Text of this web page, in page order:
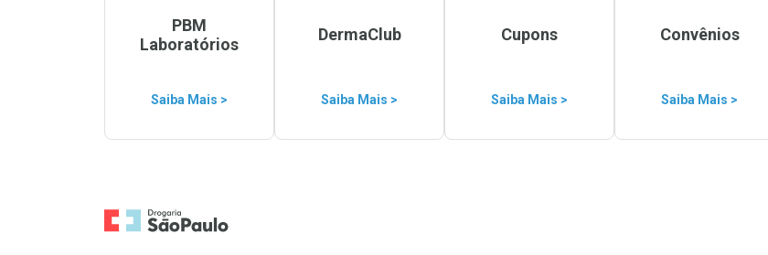
PBM
Laboratórios
Saiba Mais >
DermaClub
Saiba Mais >
Cupons
Saiba Mais >
Convênios
Saiba Mais >
Ir para a Home